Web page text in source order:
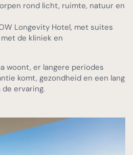
rond licht, ruimte, natuur en
Longevity Hotel, met suites
de kliniek en
woont, er langere periodes
komt, gezondheid en een lang
de ervaring.